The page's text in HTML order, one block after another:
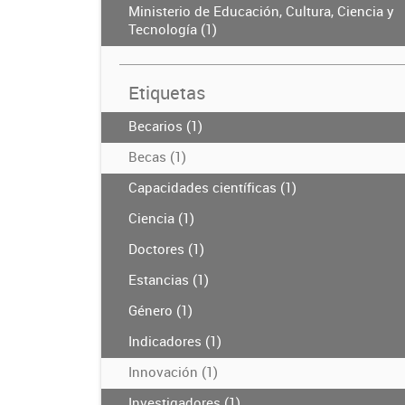
Ministerio de Educación, Cultura, Ciencia y
Tecnología (1)
Etiquetas
Becarios (1)
Becas (1)
Capacidades científicas (1)
Ciencia (1)
Doctores (1)
Estancias (1)
Género (1)
Indicadores (1)
Innovación (1)